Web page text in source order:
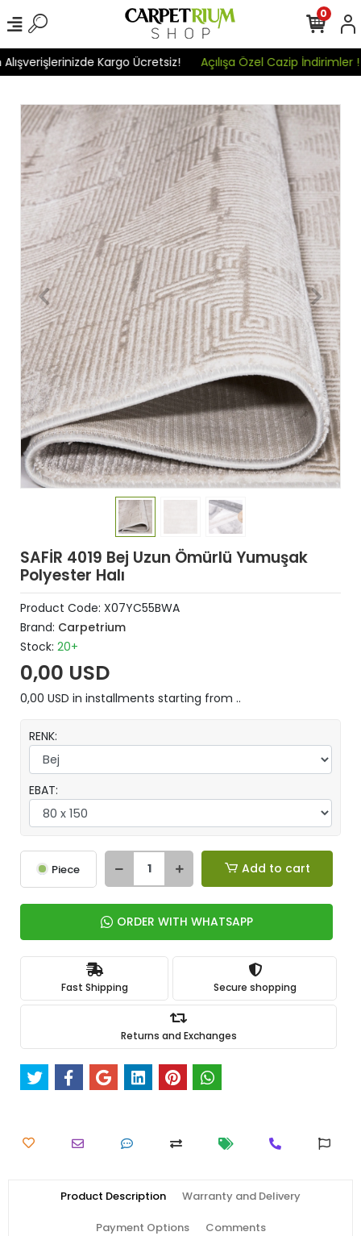
Kargo Ücretsiz! Açılışa Özel Cazip İndirimler !
0
SAFİR 4019 Bej Uzun Ömürlü Yumuşak
Polyester Halı
Product Code: X07YC55BWA
Brand: Carpetrium
Stock: 20+
0,00 USD
0,00 USD in installments starting from ..
RENK:
EBAT:
Piece Add to cart
ORDER WITH WHATSAPP
Fast Shipping Secure shopping
Returns and Exchanges
Product Description Warranty and Delivery
Payment Options Comments